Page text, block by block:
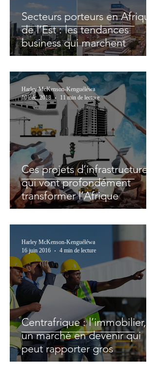
Secteurs porteurs en Afrique
de l’Est : les tendances
business qui marchent
Ces projets d’infrastructures
qui vont profondément
transformer l’Afrique
Harley McKenson-Kenguéléwa
10 déc. 2018
11 min de lecture
Centrafrique : l’immobilier,
un marché en devenir qui
peut rapporter gros
Harley McKenson-Kenguéléwa
16 juin 2016
4 min de lecture